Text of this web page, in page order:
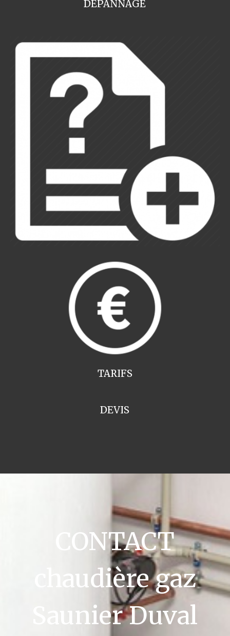
DEPANNAGE
TARIFS
DEVIS
CONTACT
chaudière gaz
Saunier Duval